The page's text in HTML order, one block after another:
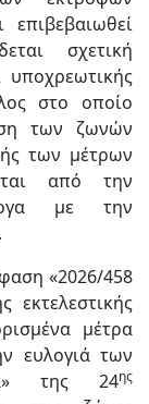
σχετική
υποχρεωτικής
στο οποίο
των ζωνών
των μέτρων
από την
με την
«2026/458
εκτελεστικής
μέτρα
ευλογιά των
της 24ης